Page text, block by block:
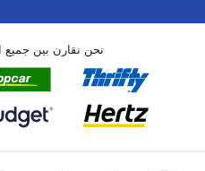
نحن نقارن بين جميع